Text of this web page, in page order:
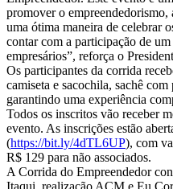
promover o empreendedorismo,
uma ótima maneira de celebrar
contar com a participação de
empresários”, reforça o
Os participantes da corrida
camiseta e sacochila, sachê
garantindo uma experiência
Todos os inscritos vão receber
evento. As inscrições estão
(https://bit.ly/4dTL6UP), com
R$ 129 para não associados.
A Corrida do Empreendedor